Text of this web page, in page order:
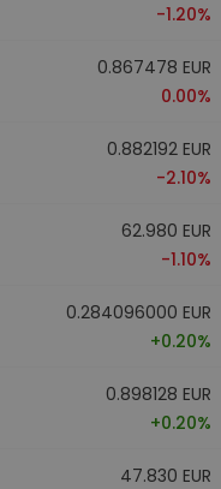
-1.20%
0.867478 EUR
0.00%
0.882192 EUR
-2.10%
62.980 EUR
-1.10%
0.284096000 EUR
+0.20%
0.898128 EUR
+0.20%
47.830 EUR